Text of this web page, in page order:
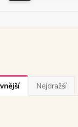
Nejdražší